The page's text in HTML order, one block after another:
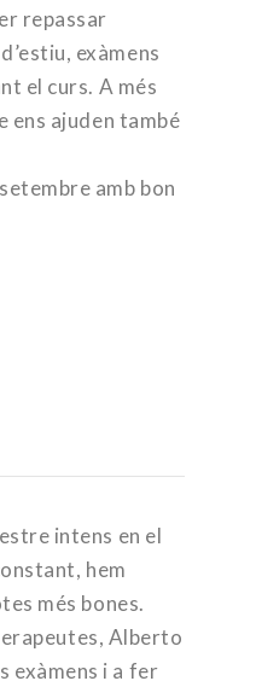
repassar
exàmens
el curs. A més
ens ajuden també
amb bon
intens en el
hem
més bones.
Alberto
exàmens i a fer